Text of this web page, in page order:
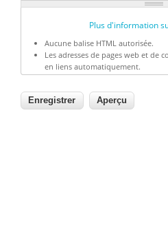
Plus d'information
Aucune balise HTML autorisée.
Les adresses de pages web et de
en liens automatiquement.